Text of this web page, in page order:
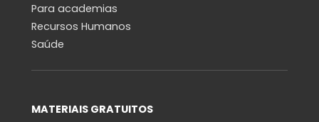
Para academias
Recursos Humanos
Saúde
MATERIAIS GRATUITOS